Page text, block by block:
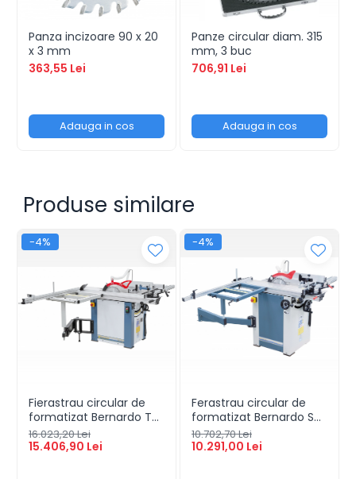
Panza incizoare 90 x 20
x 3 mm
363,55 Lei
Adauga in cos
Panze circular diam. 315
mm, 3 buc
706,91 Lei
Adauga in cos
Produse similare
-4%
Fierastrau circular de
formatizat Bernardo TK
315 P / 1600 - 230 V
16.023,20 Lei
15.406,90 Lei
-4%
Ferastrau circular de
formatizat Bernardo STS
1300 eco - 230 V
10.702,70 Lei
10.291,00 Lei